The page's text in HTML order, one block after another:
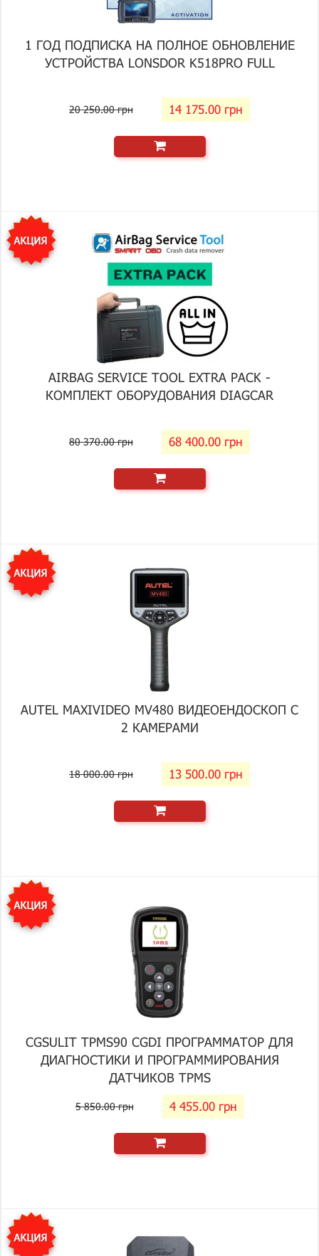
1 ГОД ПОДПИСКА НА ПОЛНОЕ ОБНОВЛЕНИЕ
УСТРОЙСТВА LONSDOR K518PRO FULL
20 250.00 грн 14 175.00 грн
AIRBAG SERVICE TOOL EXTRA PACK -
КОМПЛЕКТ ОБОРУДОВАНИЯ DIAGCAR
80 370.00 грн 68 400.00 грн
AUTEL MAXIVIDEO MV480 ВИДЕОЕНДОСКОП С
2 КАМЕРАМИ
18 000.00 грн 13 500.00 грн
CGSULIT TPMS90 CGDI ПРОГРАММАТОР ДЛЯ
ДИАГНОСТИКИ И ПРОГРАММИРОВАНИЯ
ДАТЧИКОВ TPMS
5 850.00 грн 4 455.00 грн